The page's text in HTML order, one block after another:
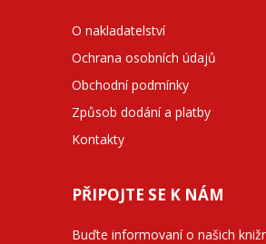
O nakladatelství
Ochrana osobních údajů
Obchodní podmínky
Způsob dodání a platby
Kontakty
PŘIPOJTE SE K NÁM
Buďte informovaní o našich